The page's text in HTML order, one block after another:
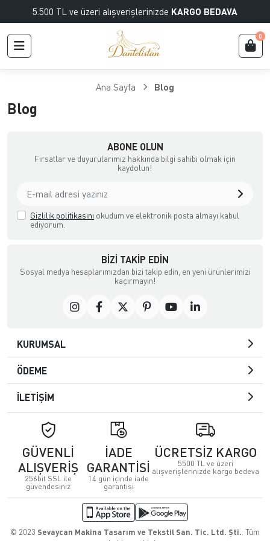
5.500 TL ve üzeri alışverişlerinizde KARGO BEDAVA
0
Ana Sayfa Blog
Blog
ABONE OLUN
Fırsatlar ve duyurularımız hakkında bilgi sahibi olmak için
kaydolun!
Gizlilik politikasını okudum ve elektronik posta almayı kabul
ediyorum.
BIZI TAKIP EDIN
Sosyal medya hesaplarımızdan bizi takip edin, en yeni ürünlerimizi
kaçırmayın!
KURUMSAL
ÖDEME
İLETİŞİM
GÜVENLİ
ALIŞVERİŞ
256bit SSL ile
güvendesiniz
İADE
GARANTİSİ
14 gün içinde iade
garantisi
ÜCRETSİZ KARGO
5500 TL ve üzeri
alışverişlerinizde kargo bedeva
© 2023 Sevaycan Makina Tasarım ve Tekstil San. Tic. Ltd. Şti. . Tüm